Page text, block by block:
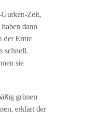
Zeit,
dann
der Ernte
schnell.
sie
grünen
erklärt der